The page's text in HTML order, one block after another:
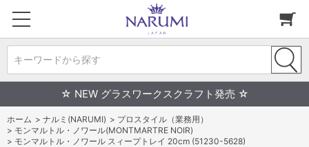
キーワードから探す
☆ NEW グラスワークスクラフト発売 ☆
ホーム > ナルミ(NARUMI) > プロスタイル（業務用）
> モンマルトル・ノワール(MONTMARTRE NOIR)
> モンマルトル・ノワール スィープトレイ 20cm (51230-5628)